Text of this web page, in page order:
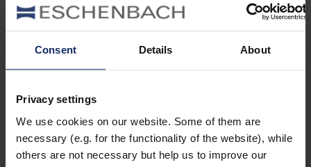
Consent Details About
Privacy settings
We use cookies on our website. Some of them are
necessary (e.g. for the functionality of the website), while
others are not necessary but help us to improve our
Previous Post
Vogelbeobachtung in Portugal: Die Sagres-Halbinsel
2 Comments